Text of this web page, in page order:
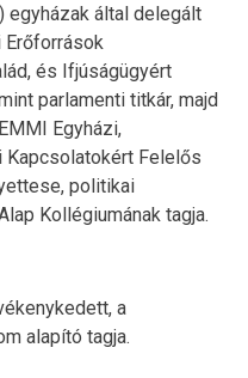
egyházak által delegált
Erőforrások
és Ifjúságügyért
parlamenti titkár, majd
Egyházi,
Kapcsolatokért Felelős
politikai
Kollégiumának tagja.
a
alapító tagja.